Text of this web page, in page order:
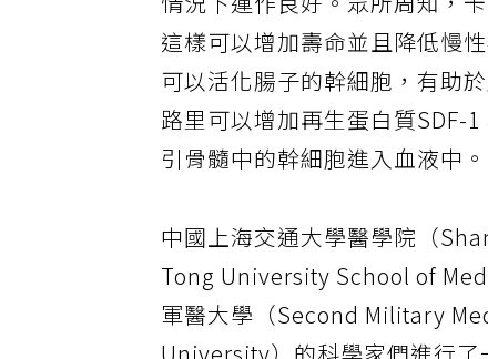
情況下運作良好。眾所周知，
這樣可以增加壽命並且降低慢
可以活化腸子的幹細胞，有助
路里可以增加再生蛋白質SDF-
引骨髓中的幹細胞進入血液中。
中國上海交通大學醫學院（
Tong University School of
軍醫大學（Second Military